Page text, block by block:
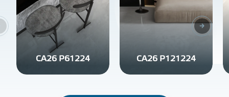
CA26 P61224 CA26 P121224